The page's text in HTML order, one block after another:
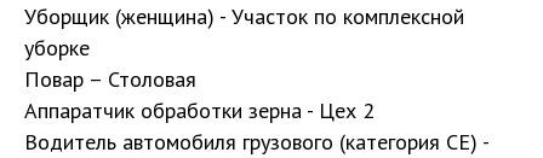
Уборщик (женщина) - Участок по комплексной
уборке
Повар – Столовая
Аппаратчик обработки зерна - Цех 2
Водитель автомобиля грузового (категория СЕ) -